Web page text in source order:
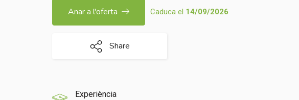
Caduca el 14/09/2026
Anar a l'oferta
Share
Experiència